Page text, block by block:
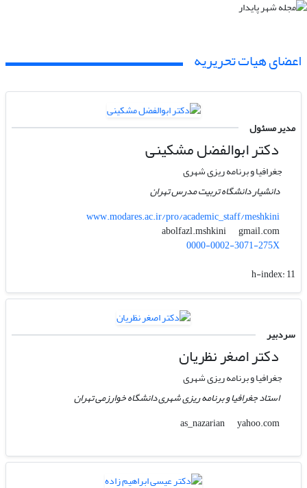
اعضای هیات تحریریه
مدیر مسئول
دکتر ابوالفضل مشکینی
جغرافیا و برنامه ریزی شهری
دانشیار دانشگاه تربیت مدرس تهران
www.modares.ac.ir/pro/academic_staff/meshkini
abolfazl.mshkini
gmail.com
0000-0002-3071-275X
h-index:11
سردبیر
دکتر اصغر نظریان
جغرافیا و برنامه ریزی شهری
استاد جغرافیا و برنامه ریزی شهری دانشگاه خوارزمی تهران
as_nazarian
yahoo.com